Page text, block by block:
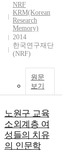
NRF
KRM(Korean
Research
Memory)
2014
한국연구재단
(NRF)
원문
보기
노원구 교육
소외계층 여
성들의 치유
의 인문학